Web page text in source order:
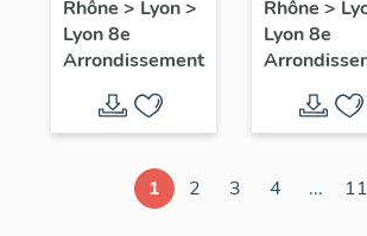
extérieure) :
Minerve
Rhône > Lyon>
Lyon 8e
Arrondissement
buste à
sur
Rhône >
Lyon 8e
1 2 3 4 ... 11